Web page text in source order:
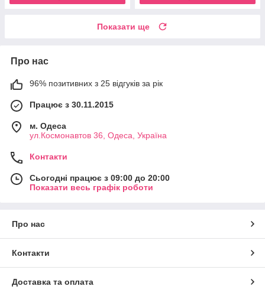
Показати ще
Про нас
96% позитивних з 25 відгуків за рік
Працює з 30.11.2015
м. Одеса
ул.Космонавтов 36, Одеса, Україна
Контакти
Сьогодні працює з 09:00 до 20:00
Показати весь графік роботи
Про нас
Контакти
Доставка та оплата